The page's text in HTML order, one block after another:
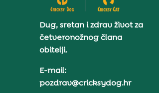
Dug, sretan i zdrav život za
četveronožnog člana
obitelji.
E-mail:
pozdrav@cricksydog.hr